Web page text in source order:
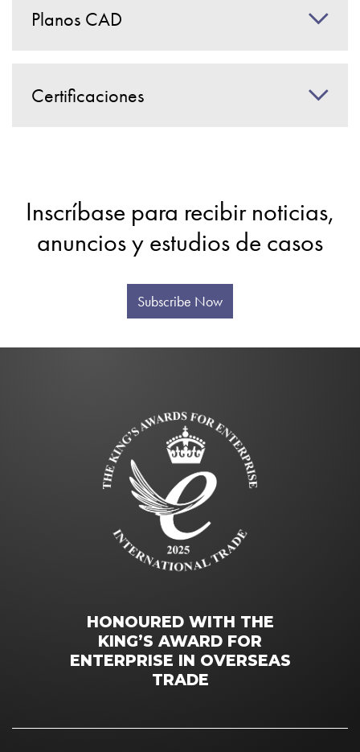
Planos CAD
Certificaciones
Inscríbase para recibir noticias,
anuncios y estudios de casos
Subscribe Now
HONOURED WITH THE
KING’S AWARD FOR
ENTERPRISE IN OVERSEAS
TRADE